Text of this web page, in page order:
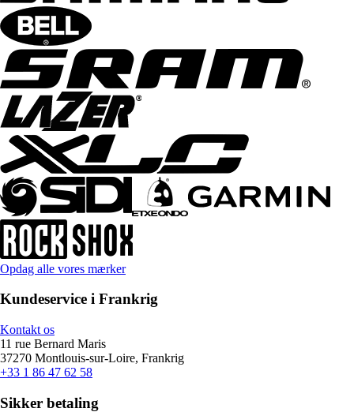
Opdag alle vores mærker
Kundeservice i Frankrig
Kontakt os
11 rue Bernard Maris
37270 Montlouis-sur-Loire, Frankrig
+33 1 86 47 62 58
Sikker betaling